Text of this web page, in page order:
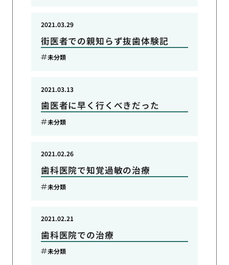
街医者での親知らず抜歯体験記
2021.03.29
未分類
歯医者に早く行くべきだった
2021.03.13
未分類
歯科医院で知覚過敏の治療
2021.02.26
未分類
歯科医院での治療
2021.02.21
未分類